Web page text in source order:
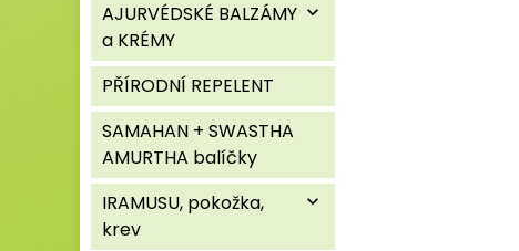
AJURVÉDSKÉ BALZÁMY
a KRÉMY
expand_more
PŘÍRODNÍ REPELENT
SAMAHAN + SWASTHA
AMURTHA balíčky
IRAMUSU, pokožka,
krev
expand_more